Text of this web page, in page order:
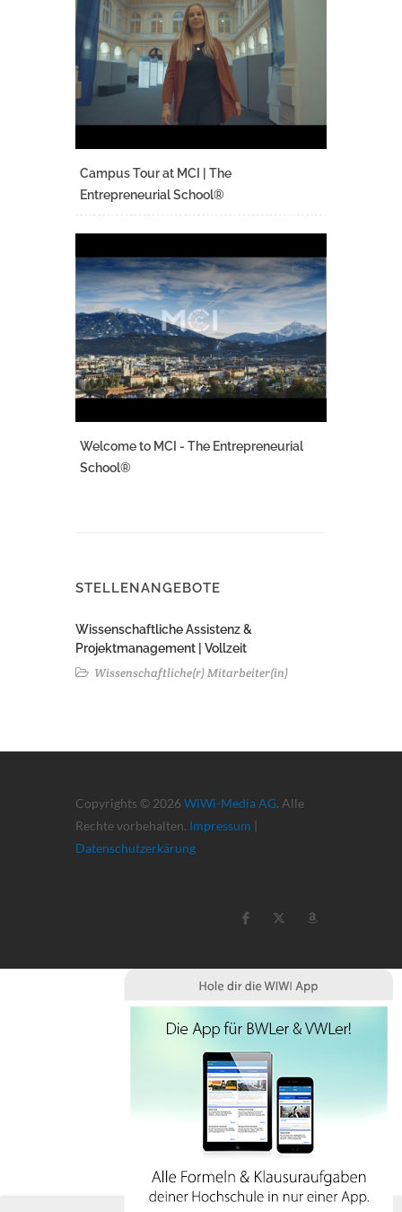
Campus Tour at MCI | The
Entrepreneurial School®
Welcome to MCI - The Entrepreneurial
School®
STELLENANGEBOTE
Wissenschaftliche Assistenz &
Projektmanagement | Vollzeit
Wissenschaftliche(r) Mitarbeiter(in)
Copyrights © 2026 WiWi-Media AG. Alle
Rechte vorbehalten. Impressum |
Datenschutzerkärung